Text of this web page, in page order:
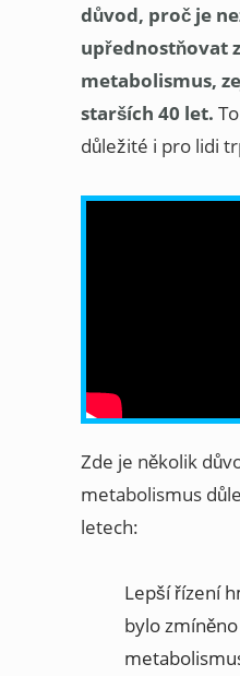
důvod, proč je
upřednostňovat
metabolismus,
starších 40 let.
důležité i pro lidi
Zde je několik
metabolismus
letech:
Lepší řízení
bylo